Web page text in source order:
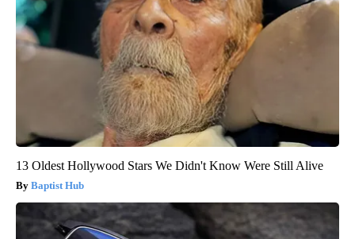
13 Oldest Hollywood Stars We Didn't Know Were Still Alive
Baptist Hub